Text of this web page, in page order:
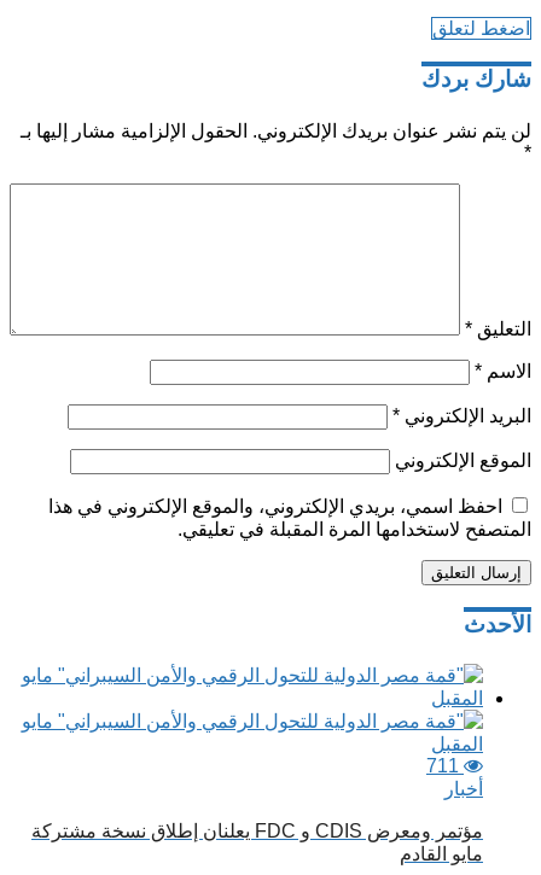
اضغط لتعلق
شارك بردك
لن يتم نشر عنوان بريدك الإلكتروني. الحقول الإلزامية مشار إليها بـ
*
التعليق *
الاسم *
البريد الإلكتروني *
الموقع الإلكتروني
احفظ اسمي، بريدي الإلكتروني، والموقع الإلكتروني في هذا
المتصفح لاستخدامها المرة المقبلة في تعليقي.
تصفّح
الأحدث
711
أخبار
مؤتمر ومعرض CDIS و FDC يعلنان إطلاق نسخة مشتركة
مايو القادم